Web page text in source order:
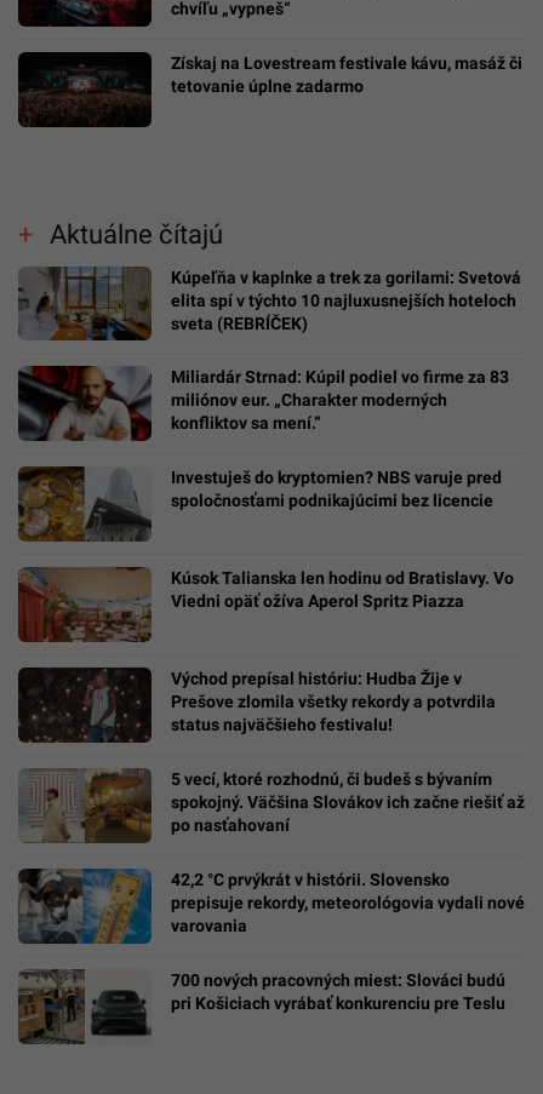
chvíľu „vypneš“
Získaj na Lovestream festivale kávu, masáž či
tetovanie úplne zadarmo
Aktuálne čítajú
Kúpeľňa v kaplnke a trek za gorilami: Svetová
elita spí v týchto 10 najluxusnejších hoteloch
sveta (REBRÍČEK)
Miliardár Strnad: Kúpil podiel vo firme za 83
miliónov eur. „Charakter moderných
konfliktov sa mení.“
Investuješ do kryptomien? NBS varuje pred
spoločnosťami podnikajúcimi bez licencie
Kúsok Talianska len hodinu od Bratislavy. Vo
Viedni opäť ožíva Aperol Spritz Piazza
Východ prepísal históriu: Hudba Žije v
Prešove zlomila všetky rekordy a potvrdila
status najväčšieho festivalu!
5 vecí, ktoré rozhodnú, či budeš s bývaním
spokojný. Väčšina Slovákov ich začne riešiť až
po nasťahovaní
42,2 °C prvýkrát v histórii. Slovensko
prepisuje rekordy, meteorológovia vydali nové
varovania
700 nových pracovných miest: Slováci budú
pri Košiciach vyrábať konkurenciu pre Teslu